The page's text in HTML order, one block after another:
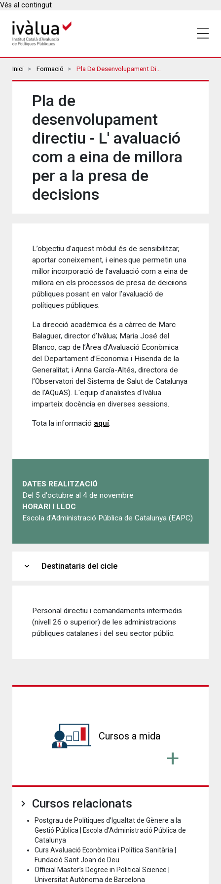
Vés al contingut
Breadcrumbs
Inici Formació Pla De Desenvolupament Directiu - L' Avaluació Com A Eina De Millora Per A La Presa De Decisions
Pla de
desenvolupament
directiu - L' avaluació
com a eina de millora
per a la presa de
decisions
L’objectiu d’aquest mòdul és de sensibilitzar,
aportar coneixement, i eines que permetin una
millor incorporació de l’avaluació com a eina de
millora en els processos de presa de deiciions
públiques posant en valor l’avaluació de
polítiques públiques.
La direcció acadèmica és a càrrec de Marc
Balaguer, director d’Ivàlua; Maria José del
Blanco, cap de l’Àrea d’Avaluació Econòmica
del Departament d’Economia i Hisenda de la
Generalitat; i Anna García-Altés, directora de
l’Observatori del Sistema de Salut de Catalunya
de l’AQuAS). L'equip d'analistes d'Ivàlua
imparteix docència en diverses sessions.
Tota la informació aquí.
DATES REALITZACIÓ
Del 5 d'octubre al 4 de novembre
HORARI I LLOC
Escola d'Administració Pública de Catalunya (EAPC)
expand_more Destinataris del cicle
Personal directiu i comandaments intermedis
(nivell 26 o superior) de les administracions
públiques catalanes i del seu sector públic.
Cursos a mida
Cursos relacionats
Postgrau de Polítiques d’Igualtat de Gènere a la
Gestió Pública | Escola d’Administració Pública de
Catalunya
Curs Avaluació Econòmica i Política Sanitària |
Fundació Sant Joan de Deu
Official Master’s Degree in Political Science |
Universitat Autònoma de Barcelona